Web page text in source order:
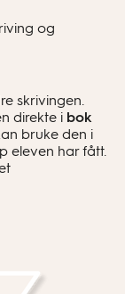
og
skrivingen.
direkte i bok
bruke den i
eleven har fått.